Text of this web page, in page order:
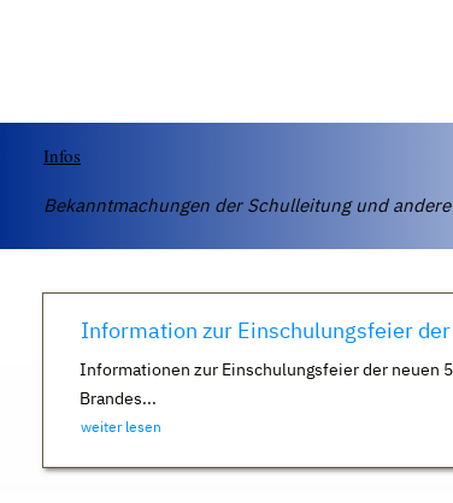
Infos
Bekanntmachungen der Schulleitung und
Information zur Einschulungsfeier
Informationen zur Einschulungsfeier der neuen
Brandes...
weiter lesen